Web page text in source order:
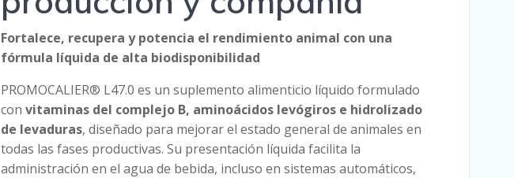
Fortalece, recupera y potencia el rendimiento animal con una
fórmula líquida de alta biodisponibilidad
PROMOCALIER® L47.0 es un suplemento alimenticio líquido formulado
con vitaminas del complejo B, aminoácidos levógiros e hidrolizado
de levaduras, diseñado para mejorar el estado general de animales en
todas las fases productivas. Su presentación líquida facilita la
administración en el agua de bebida, incluso en sistemas automáticos,